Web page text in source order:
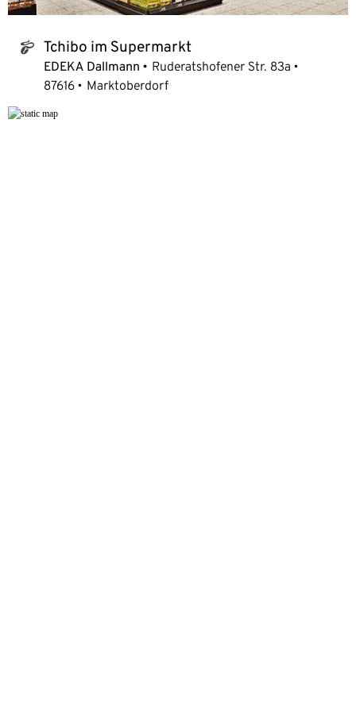
tchibo_logo Tchibo im Supermarkt
EDEKA Dallmann
Ruderatshofener Str. 83a
87616
Marktoberdorf